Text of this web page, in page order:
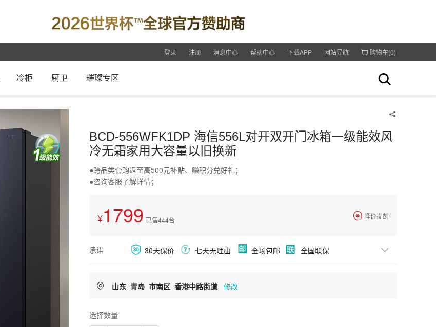
登录 注册 消息中心 帮助中心 下载APP 网站导航 购物车(0)
冷柜 厨卫 璀璨专区
BCD-556WFK1DP 海信556L对开双开门冰箱一级能效风
冷无霜家用大容量以旧换新
●跨品类套购返至高500元补贴、赚积分兑好礼；
●咨询客服了解详情；
1799 已售444台 降价提醒
承诺 30天保价 七天无理由 全场包邮
全国联保
山东 青岛 市南区 香港中路街道
选择数量